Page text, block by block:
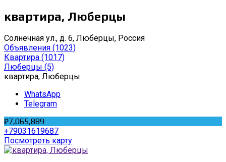
квартира, Люберцы
Солнечная ул., д. 6, Люберцы, Россия
Объявления (1023)
Квартира (1017)
Люберцы (5)
квартира, Люберцы
WhatsApp
Telegram
₽7,065,889
+79031619687
Посмотреть карту